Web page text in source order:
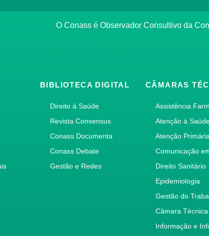
O Conass é Observador Consultivo da
BIBLIOTECA DIGITAL
Direito à Saúde
Revista Consensus
Conass Documenta
Conass Debate
Gestão e Redes
CÂMARAS
Assistência
Atenção à
Atenção
Comunicação
Direito Sanitário
Epidemiologia
Gestão do
Câmara
Informação e